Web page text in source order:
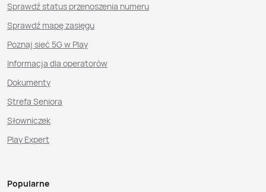
Sprawdź status przenoszenia numeru
Sprawdź mapę zasięgu
Poznaj sieć 5G w Play
Informacja dla operatorów
Dokumenty
Strefa Seniora
Słowniczek
Play Expert
Popularne